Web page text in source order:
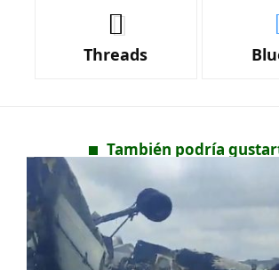
Threads
También podría